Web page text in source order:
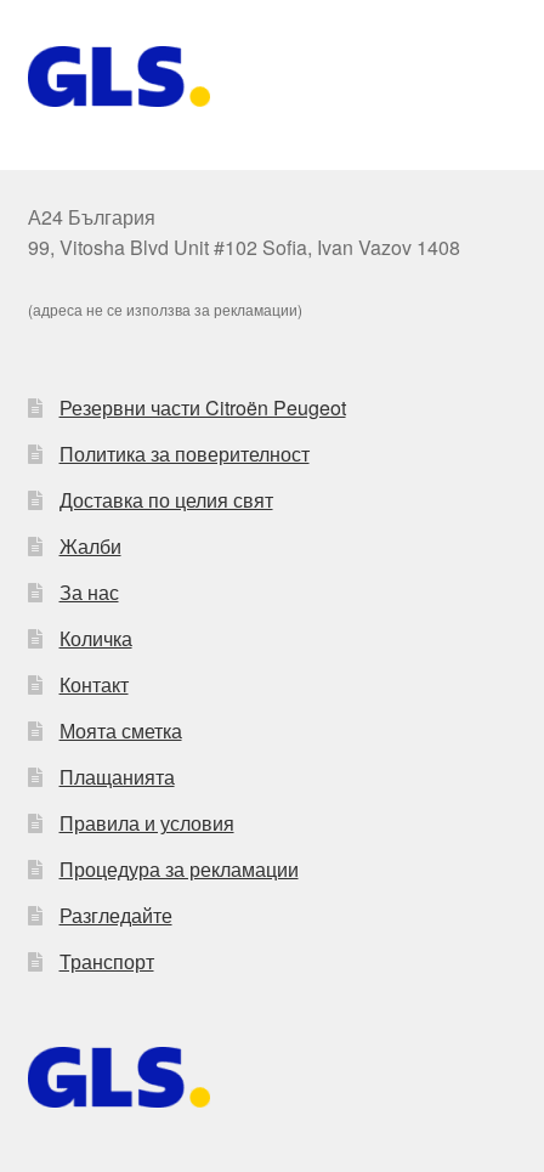
А24 България
99, Vitosha Blvd Unit #102 Sofia, Ivan Vazov 1408
(адреса не се използва за рекламации)
Резервни части Citroën Peugeot
Политика за поверителност
Доставка по целия свят
Жалби
За нас
Количка
Контакт
Моята сметка
Плащанията
Правила и условия
Процедура за рекламации
Разгледайте
Транспорт